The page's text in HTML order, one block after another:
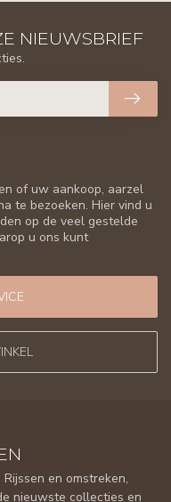
of uw aankoop, aarzel
te bezoeken. Hier vind u
op de veel gestelde
u ons kunt
NIEUWSBRIEF
en omstreken,
nieuwste collecties en